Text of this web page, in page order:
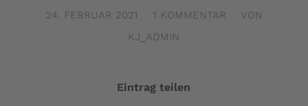
24. FEBRUAR 2021
/ 1 KOMMENTAR
/
VON
KJ_ADMIN
Eintrag teilen